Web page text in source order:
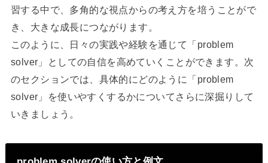
習する中で、多角的な視点からの考え方を培うことがで
き、大きな成長につながります。
このように、日々の実践や経験を通じて「problem
solver」としての自信を高めていくことができます。次
のセクションでは、具体的にどのように「problem
solver」を使いやすくするかについてさらに深掘りして
いきましょう。